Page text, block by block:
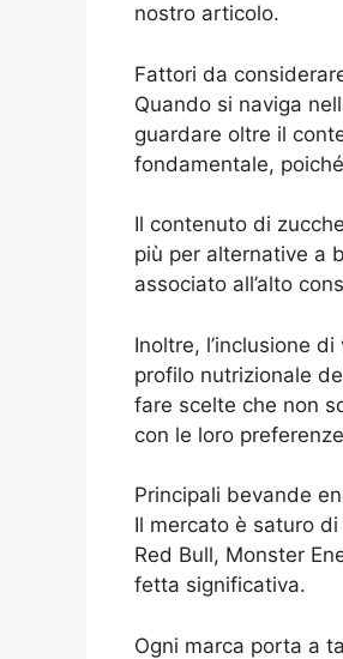
nostro articolo.
Fattori da
Quando si naviga
guardare oltre il
fondamentale,
Il contenuto di
più per alternative a
associato all’alto
Inoltre, l’inclusione
profilo nutrizionale
fare scelte che non
con le loro
Principali bevande
Il mercato è saturo
Red Bull, Monster
fetta significativa.
Ogni marca porta a